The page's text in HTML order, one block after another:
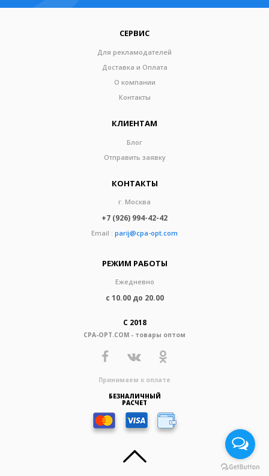
СЕРВИС
Для рекламодателей
Доставка и Оплата
О компании
Контакты
КЛИЕНТАМ
Блог
Отправить заявку
КОНТАКТЫ
г. Москва
+7 (926) 994-42-42
Email : parij@cpa-opt.com
РЕЖИМ РАБОТЫ
Ежедневно
с 10.00 до 20.00
С 2018
CPA-OPT.COM - товары оптом
Принимаем к оплате
БЕЗНАЛИЧНЫЙ
РАСЧЕТ